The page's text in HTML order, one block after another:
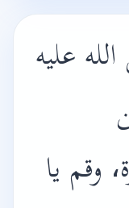
عليه
وقم يا